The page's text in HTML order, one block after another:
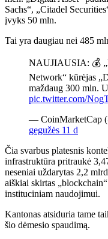
Sachs“, „Citadel
įvyks 50 mln.
Tai yra daugiau nei 485
NAUJIAUSIA: 💰
Network“ kūrėjas
maždaug 300 mln.
pic.twitter.com/
— CoinMarketCap
gegužės 11 d
Čia svarbus platesnis
infrastruktūra pritraukė
neseniai uždarytas 2,2
aiškiai skirtas
instituciniam naudojimui.
Kantonas atsiduria tame
šio dėmesio spaudimą.